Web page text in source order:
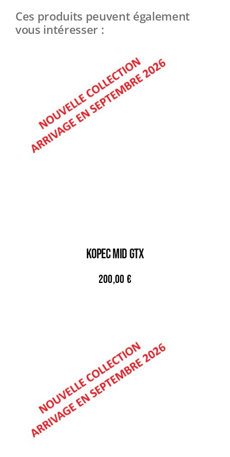
Ces produits peuvent également
vous intéresser :
KOPEC MID GTX
200,00 €